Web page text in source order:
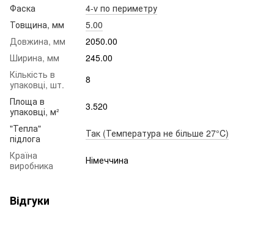
Фаска
4-v по периметру
Товщина, мм
5.00
Довжина, мм
2050.00
Ширина, мм
245.00
Кількість в
упаковці, шт.
8
Площа в
упаковці, м²
3.520
"Тепла"
підлога
Так (Температура не більше 27°C)
Країна
виробника
Німеччина
Відгуки